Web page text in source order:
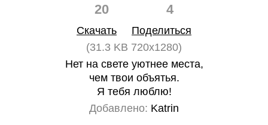
20 4
Скачать
Поделиться
(31.3 KB 720x1280)
Нет на свете уютнее места,
чем твои объятья.
Я тебя люблю!
Добавлено: Katrin